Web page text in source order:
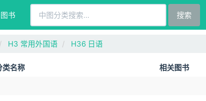
图书 搜索
H3 常用外国语 H36 日语
类名称
相关图书